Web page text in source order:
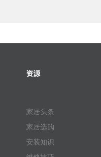
资源
家居头条
家居选购
安装知识